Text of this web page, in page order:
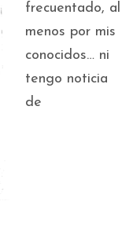
frecuentado, al
menos por mis
conocidos… ni
tengo noticia
de